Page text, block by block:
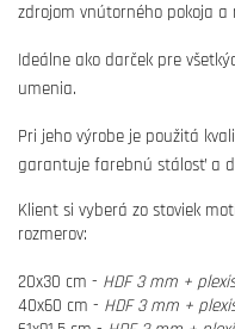
zdrojom vnútorného pokoja a
Ideálne ako darček pre
umenia.
Pri jeho výrobe je použitá
garantuje farebnú stálosť a
Klient si vyberá zo stoviek
rozmerov:
20x30 cm - HDF 3 mm +
40x60 cm - HDF 3 mm +